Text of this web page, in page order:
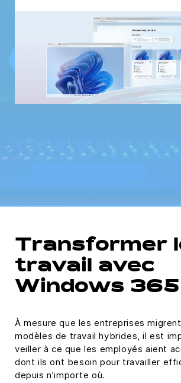
Transformer
travail avec
Windows 365
À mesure que les entreprises
modèles de travail hybrides, il est
veiller à ce que les employés aient
dont ils ont besoin pour travailler
depuis n’importe où.